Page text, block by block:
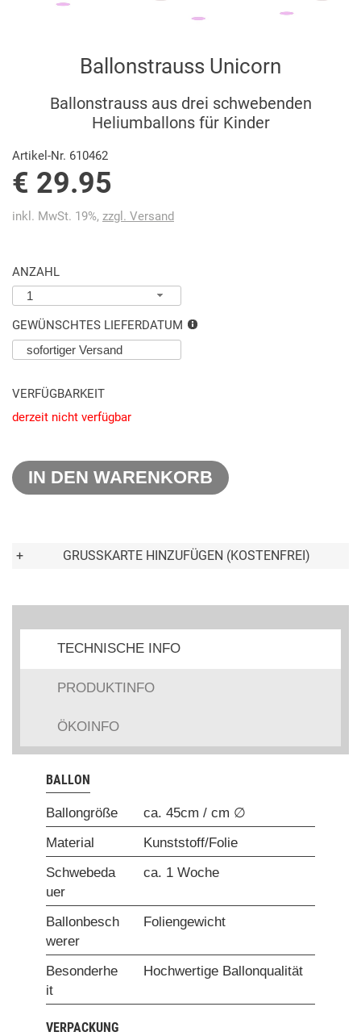
Ballonstrauss Unicorn
Ballonstrauss aus drei schwebenden
Heliumballons für Kinder
Artikel-Nr. 610462
€ 29.95
inkl. MwSt. 19%, zzgl. Versand
ANZAHL
1
GEWÜNSCHTES LIEFERDATUM
VERFÜGBARKEIT
derzeit nicht verfügbar
IN DEN WARENKORB
+ GRUSSKARTE HINZUFÜGEN (KOSTENFREI)
TECHNISCHE INFO
PRODUKTINFO
ÖKOINFO
BALLON
Ballongröße
ca. 45cm / cm ∅
Material
Kunststoff/Folie
Schwebeda
uer
ca. 1 Woche
Ballonbesch
werer
Foliengewicht
Besonderhe
it
Hochwertige Ballonqualität
VERPACKUNG